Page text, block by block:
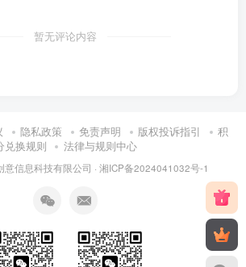
暂无评论内容
隐私政策 免责声明 版权投诉指引
积
兑换规则
法律与规则中心
信息科技有限公司 · 湘ICP备2024041032号-1